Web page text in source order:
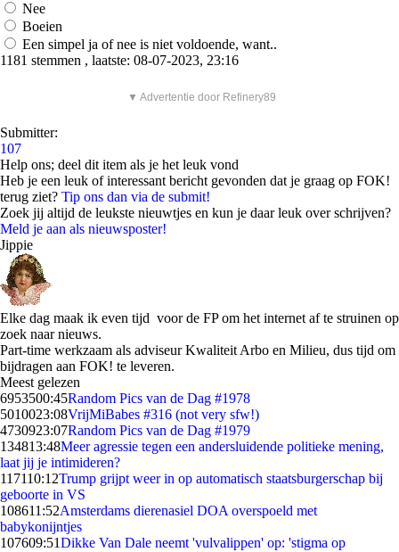
Nee
Boeien
Een simpel ja of nee is niet voldoende, want..
1181 stemmen , laatste: 08-07-2023, 23:16
▼ Advertentie door Refinery89
Submitter:
107
Help ons; deel dit item als je het leuk vond
Heb je een leuk of interessant bericht gevonden dat je graag op FOK!
terug ziet? Tip ons dan via de submit!
Zoek jij altijd de leukste nieuwtjes en kun je daar leuk over schrijven?
Meld je aan als nieuwsposter!
Jippie
Elke dag maak ik even tijd voor de FP om het internet af te struinen op
zoek naar nieuws.
Part-time werkzaam als adviseur Kwaliteit Arbo en Milieu, dus tijd om
bijdragen aan FOK! te leveren.
Meest gelezen
6953500:45Random Pics van de Dag #1978
5010023:08VrijMiBabes #316 (not very sfw!)
4730923:07Random Pics van de Dag #1979
134813:48Meer agressie tegen een andersluidende politieke mening,
laat jij je intimideren?
117110:12Trump grijpt weer in op automatisch staatsburgerschap bij
geboorte in VS
108611:52Amsterdams dierenasiel DOA overspoeld met
babykonijntjes
107609:51Dikke Van Dale neemt 'vulvalippen' op: 'stigma op